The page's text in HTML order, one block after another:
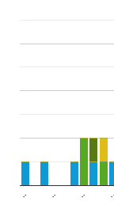
.. .. .. ..